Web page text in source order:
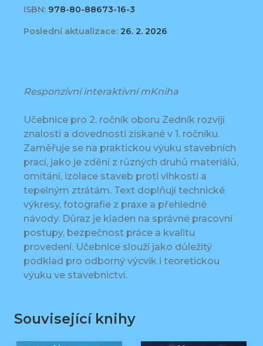
ISBN: 978-80-88673-16-3
Poslední aktualizace: 26. 2. 2026
Responzivní interaktivní mKniha
Učebnice pro 2. ročník oboru Zedník rozvíjí
znalosti a dovednosti získané v 1. ročníku.
Zaměřuje se na praktickou výuku stavebních
prací, jako je zdění z různých druhů materiálů,
omítání, izolace staveb proti vlhkosti a
tepelným ztrátám. Text doplňují technické
výkresy, fotografie z praxe a přehledné
návody. Důraz je kladen na správné pracovní
postupy, bezpečnost práce a kvalitu
provedení. Učebnice slouží jako důležitý
podklad pro odborný výcvik i teoretickou
výuku ve stavebnictví.
Související knihy